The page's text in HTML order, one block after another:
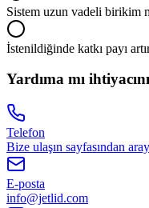
Sistem uzun vadeli birikim
İstenildiğinde katkı payı
Yardıma mı
Telefon
Bize ulaşın sayfasından
E-posta
info@jetlid.com